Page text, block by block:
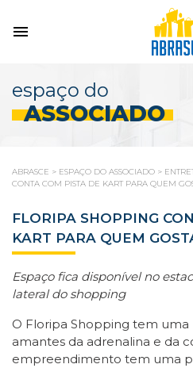
espaço do
ASSOCIADO
ABRASCE > ESPAÇO DO ASSOCIADO >
CONTA COM PISTA DE KART PARA QUEM
FLORIPA SHOPPING
KART PARA QUEM
Espaço fica disponível no
lateral do shopping
O Floripa Shopping tem uma
amantes da adrenalina e da
empreendimento tem uma